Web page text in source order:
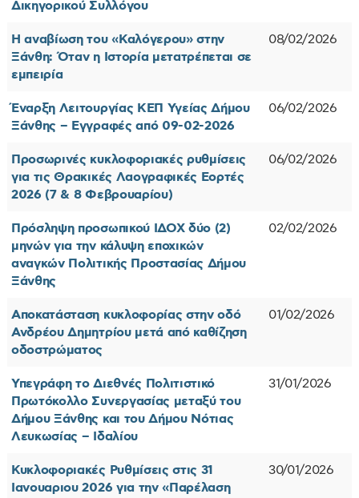
Δικηγορικού Συλλόγου
Η αναβίωση του «Καλόγερου» στην
Ξάνθη: Όταν η Ιστορία μετατρέπεται σε
εμπειρία
08/02/2026
Έναρξη Λειτουργίας ΚΕΠ Υγείας Δήμου
Ξάνθης – Εγγραφές από 09-02-2026
06/02/2026
Προσωρινές κυκλοφοριακές ρυθμίσεις
για τις Θρακικές Λαογραφικές Εορτές
2026 (7 & 8 Φεβρουαρίου)
06/02/2026
Πρόσληψη προσωπικού ΙΔΟΧ δύο (2)
μηνών για την κάλυψη εποχικών
αναγκών Πολιτικής Προστασίας Δήμου
Ξάνθης
02/02/2026
Αποκατάσταση κυκλοφορίας στην οδό
Ανδρέου Δημητρίου μετά από καθίζηση
οδοστρώματος
01/02/2026
Υπεγράφη το Διεθνές Πολιτιστικό
Πρωτόκολλο Συνεργασίας μεταξύ του
Δήμου Ξάνθης και του Δήμου Νότιας
Λευκωσίας – Ιδαλίου
31/01/2026
Κυκλοφοριακές Ρυθμίσεις στις 31
Ιανουαριου 2026 για την «Παρέλαση
30/01/2026